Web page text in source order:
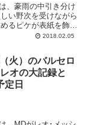
、豪雨の中引き分け
い野次を受けながら
るピケが表紙を飾っ
2018.02.05
火）のバルセロ
オの大記録と
定日